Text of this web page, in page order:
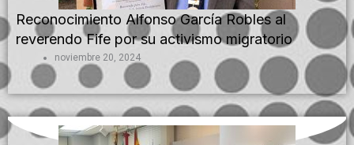
Reconocimiento Alfonso García Robles al
reverendo Fife por su activismo migratorio
noviembre 20, 2024